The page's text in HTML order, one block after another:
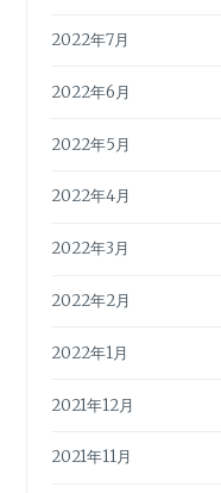
2022年7月
2022年6月
2022年5月
2022年4月
2022年3月
2022年2月
2022年1月
2021年12月
2021年11月